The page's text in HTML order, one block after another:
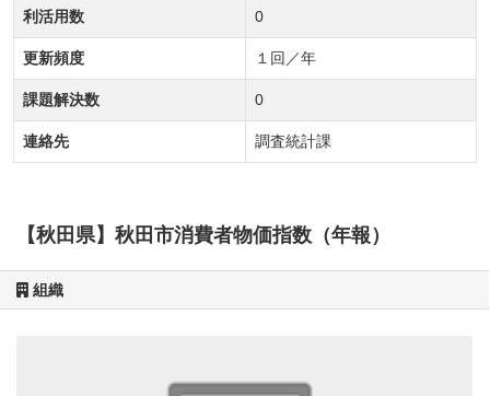
【秋田県】秋田市消費者物価指数（年報）
組織
利活用数 0
更新頻度 １回／年
課題解決数 0
連絡先 調査統計課